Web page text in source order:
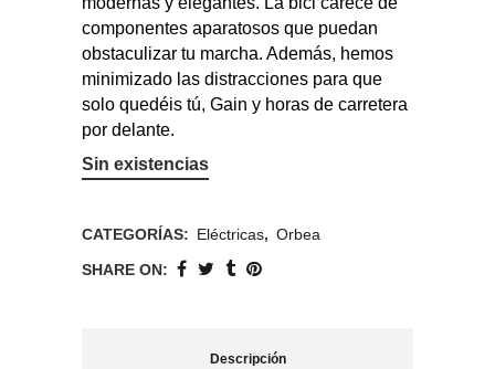
componentes aparatosos que puedan
obstaculizar tu marcha. Además, hemos
minimizado las distracciones para que
solo quedéis tú, Gain y horas de carretera
por delante.
Sin existencias
CATEGORÍAS: Eléctricas, Orbea
SHARE ON:
Descripción